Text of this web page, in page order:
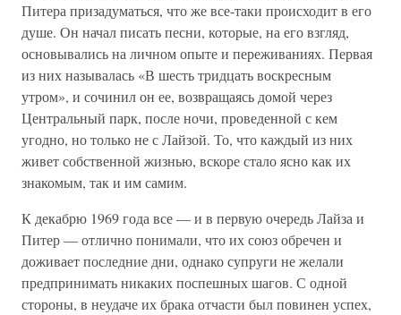
Питера призадуматься, что же все-таки происходит в его
душе. Он начал писать песни, которые, на его взгляд,
основывались на личном опыте и переживаниях. Первая
из них называлась «В шесть тридцать воскресным
утром», и сочинил он ее, возвращаясь домой через
Центральный парк, после ночи, проведенной с кем
угодно, но только не с Лайзой. То, что каждый из них
живет собственной жизнью, вскоре стало ясно как их
знакомым, так и им самим.
К декабрю 1969 года все — и в первую очередь Лайза и
Питер — отлично понимали, что их союз обречен и
доживает последние дни, однако супруги не желали
предпринимать никаких поспешных шагов. С одной
стороны, в неудаче их брака отчасти был повинен успех,